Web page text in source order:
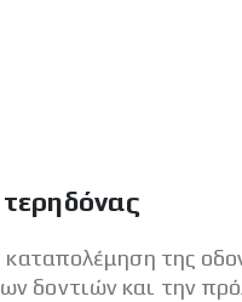
της
δοντιών και την